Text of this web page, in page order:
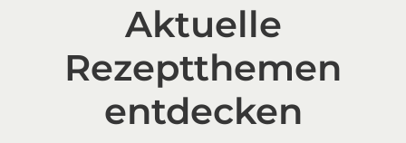
Aktuelle
Rezeptthemen
entdecken